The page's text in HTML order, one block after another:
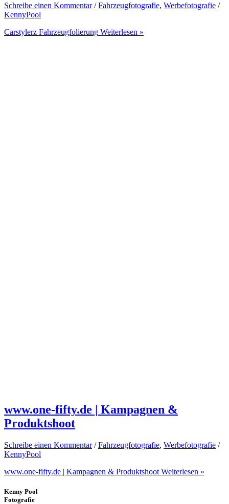
Schreibe einen Kommentar /Fahrzeugfotografie, Werbefotografie /
KennyPool
Carstylerz Fahrzeugfolierung Weiterlesen »
www.one-fifty.de | Kampagnen &
Produktshoot
Schreibe einen Kommentar /Fahrzeugfotografie, Werbefotografie /
KennyPool
www.one-fifty.de | Kampagnen & Produktshoot Weiterlesen »
Kenny Pool
Fotografie